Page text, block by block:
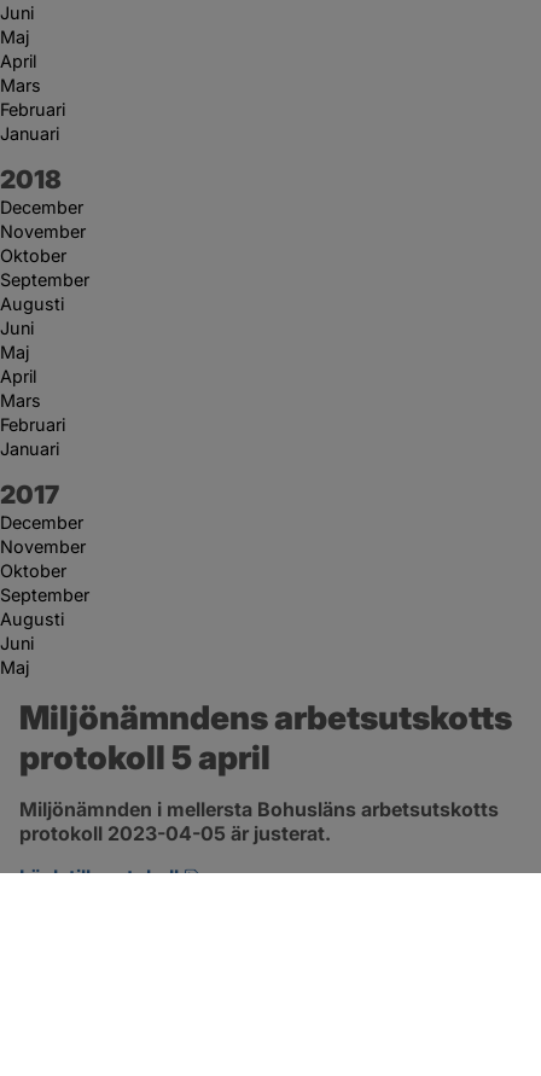
Juni
Maj
April
Mars
Februari
Januari
År:
2018
December
November
Oktober
September
Augusti
Juni
Maj
April
Mars
Februari
Januari
År:
2017
December
November
Oktober
September
Augusti
Juni
Maj
Miljönämndens arbetsutskotts
protokoll 5 april
Miljönämnden i mellersta Bohusläns arbetsutskotts
protokoll 2023-04-05 är justerat.
Länk till protokoll
pdf, 257.8 kB, öppnas i nytt fönster.